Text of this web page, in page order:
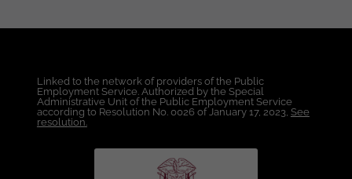
Bogotá. Modalidad de Trabajo: Híbrido.
Tipo de Contrato: A término indefinido
directo por la Compañía. Salario: A
el perfil técnico. Esta vacante es
divulgada a través de ticjob.co
Linked to the network of providers of the Public
Employment Service. Authorized by the Special
Administrative Unit of the Public Employment Service
according to Resolution No. 0026 of January 17, 2023, See
resolution.